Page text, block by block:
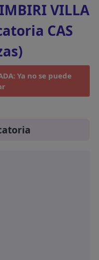
VILLA
CAS
Ya no se puede